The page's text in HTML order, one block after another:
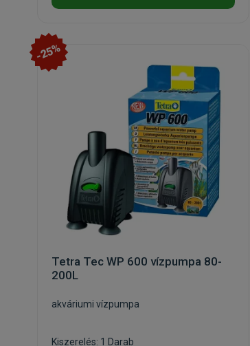
-25%
Tetra Tec WP 600 vízpumpa 80-
200L
akváriumi vízpumpa
Kiszerelés: 1 Darab